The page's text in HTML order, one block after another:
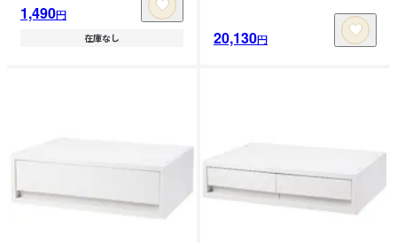
1,490円
在庫なし 20,130円